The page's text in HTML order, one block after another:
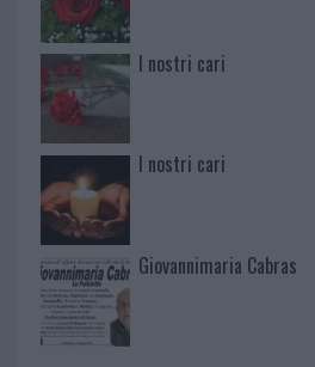
I nostri cari
I nostri cari
Giovannimaria Cabras